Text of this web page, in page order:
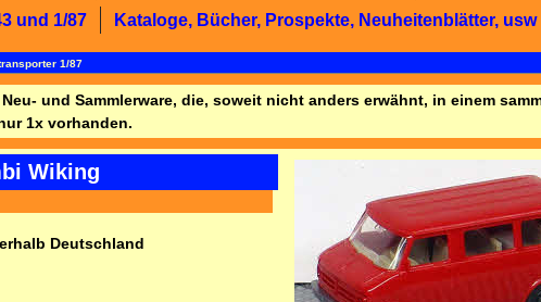
und 1/87
Kataloge, Bücher, Prospekte, Neuheitenblätter, usw
1/87
und Sammlerware, die, soweit nicht anders erwähnt, in einem
1x vorhanden.
Wiking
Deutschland